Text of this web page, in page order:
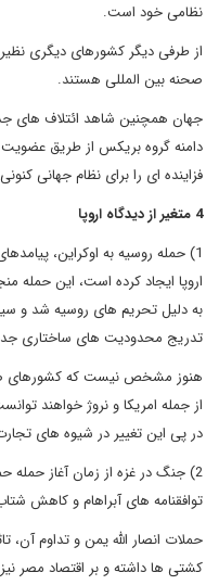
نظامی خود است.
از طرفی دیگر کشورهای دیگری
صحنه بین المللی هستند.
جهان همچنین شاهد ائتلاف های
دامنه گروه بریکس از طریق
فزاینده ای را برای نظام جهانی
4 متغیر از دیدگاه اروپا
1) حمله روسیه به اوکراین،
اروپا ایجاد کرده است، این حمله
به دلیل تحریم های روسیه شد و
تدریج محدودیت های ساختاری
هنوز مشخص نیست که کشورهای
از جمله امریکا و نروژ خواهند
در پی این تغییر در شیوه های
توافقنامه های آبراهام و کاهش
حملات انصار الله یمن و تداوم آن،
کشتی ها داشته و بر اقتصاد مصر